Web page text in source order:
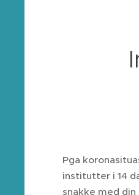
Pga
institutter i 14
snakke med